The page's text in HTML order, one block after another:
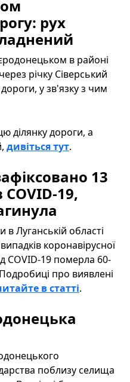
рух
в районі
річку Сіверський
у зв'язку з чим
ділянку дороги, а
дивіться тут.
13
19,
Луганській області
коронавірусної
COVID-19 померла 60-
про виявлені
в статті.
поблизу селища